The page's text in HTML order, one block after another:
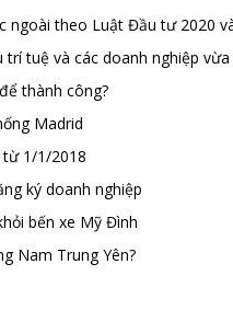
theo Luật Đầu tư 2020
tuệ và các doanh nghiệp vừa
thành công?
Madrid
1/1/2018
ký doanh nghiệp
bến xe Mỹ Đình
Nam Trung Yên?